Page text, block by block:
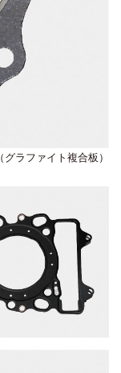
（グラファイト複合板）